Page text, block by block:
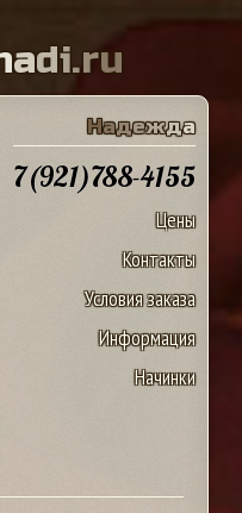
adi.ru
Надежда
7(921)788-4155
Цены
Контакты
Условия заказа
Информация
Начинки